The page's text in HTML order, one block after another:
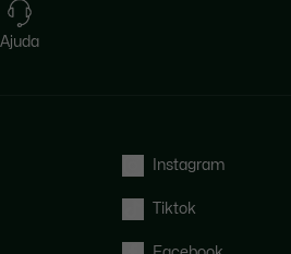
Ajuda
Instagram
Tiktok